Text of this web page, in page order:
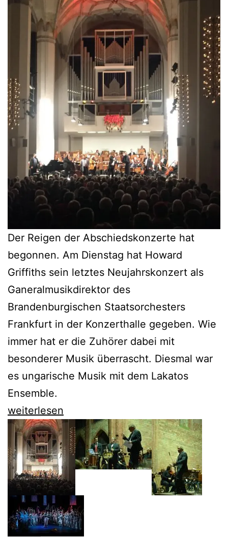
Der Reigen der Abschiedskonzerte hat
begonnen. Am Dienstag hat Howard
Griffiths sein letztes Neujahrskonzert als
Ganeralmusikdirektor des
Brandenburgischen Staatsorchesters
Frankfurt in der Konzerthalle gegeben. Wie
immer hat er die Zuhörer dabei mit
besonderer Musik überrascht. Diesmal war
es ungarische Musik mit dem Lakatos
Ensemble.
Howard
Griffiths
läutet
sein
letztes
Jahr
in
Frankfurt
weiterlesen